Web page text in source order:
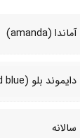
آماندا (amanda)
دایموند بلو (diamond blue)
سالانه